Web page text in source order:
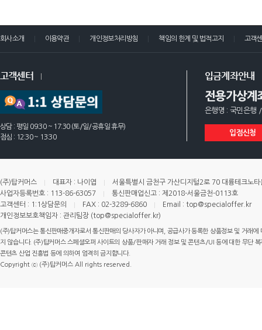
회사소개 이용약관 개인정보처리방침 책임의 한계 및 법적고지 고객
고객센터
상담 : 평일 09:30 ~ 17:30 (토/일/공휴일 휴무)
점심 : 12:30 ~ 13:30
입금계좌안내
전용가상계
은행명 : 국민은행
입점신청
(주)탑커머스 대표자 : 나이엽
서울특별시 금천구 가산디지털2로 70 대륭테크노
사업자등록번호 : 113-86-63057
통신판매업신고 : 제2018-서울금천-0113호
고객센터 : 1:1상담문의
FAX : 02-3289-6860
Email : top@specialoffer.kr
개인정보보호책임자 : 관리팀장 (top@specialoffer.kr)
(주)탑커머스는 통신판매중개자로서 통신판매의 당사자가 아니며, 공급사가 등록한 상품정보 및 거래
지 않습니다. (주)탑커머스 스페셜오퍼 사이트의 상품/판매자 거래 정보 및 콘텐츠/UI 등에 대한 무단
콘텐츠 산업 진흥법 등에 의하여 엄격히 금지합니다.
Copyright ⓒ (주)탑커머스 All rights reserved.